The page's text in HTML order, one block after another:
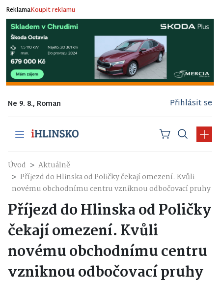
ReklamaKoupit reklamu
Ne 9. 8., Roman Přihlásit se
Úvod
Aktuálně
Příjezd do Hlinska od Poličky čekají omezení. Kvůli
novému obchodnímu centru vzniknou odbočovací pruhy
Příjezd do Hlinska od Poličky
čekají omezení. Kvůli
novému obchodnímu centru
vzniknou odbočovací pruhy